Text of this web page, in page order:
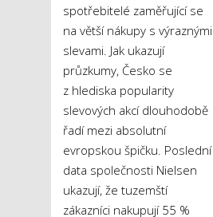
spotřebitelé zaměřující se
na větší nákupy s výraznými
slevami. Jak ukazují
průzkumy, Česko se
z hlediska popularity
slevových akcí dlouhodobě
řadí mezi absolutní
evropskou špičku. Poslední
data společnosti Nielsen
ukazují, že tuzemští
zákazníci nakupují 55 %